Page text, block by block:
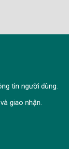
tin người dùng.
giao nhận.